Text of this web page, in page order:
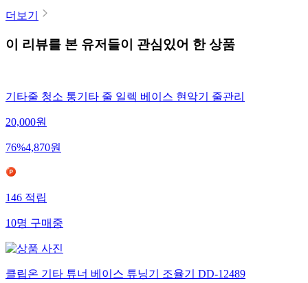
더보기
이 리뷰를 본 유저들이 관심있어 한 상품
기타줄 청소 통기타 줄 일렉 베이스 현악기 줄관리
20,000원
76%4,870원
146적립
10명구매중
클립온 기타 튜너 베이스 튜닝기 조율기 DD-12489